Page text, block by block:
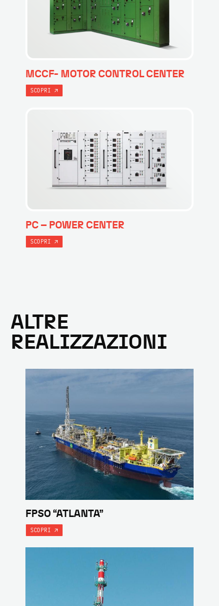
MCCF- MOTOR CONTROL CENTER
SCOPRI
PC – POWER CENTER
SCOPRI
ALTRE
REALIZZAZIONI
FPSO “ATLANTA”
SCOPRI